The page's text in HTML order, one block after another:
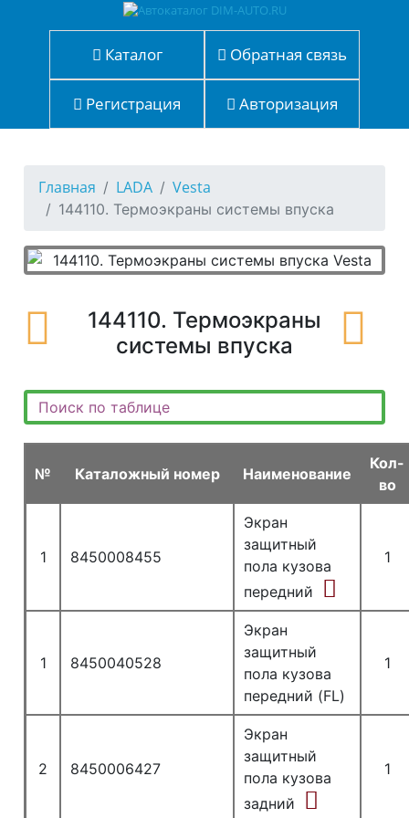
Каталог Обратная связь
Регистрация Авторизация
Главная LADA Vesta
144110. Термоэкраны системы впуска
144110. Термоэкраны
системы впуска
№ Каталожный номер Наименование
Кол-
во
1 8450008455
Экран
защитный
пола кузова
передний
1
1 8450040528
Экран
защитный
пола кузова
передний (FL)
1
2 8450006427
Экран
защитный
пола кузова
задний
1